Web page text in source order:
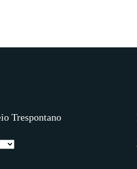
Trespontano